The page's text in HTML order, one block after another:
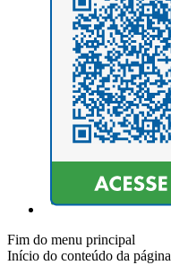
Fim do menu principal
Início do conteúdo da página